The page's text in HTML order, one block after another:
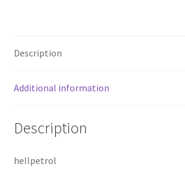
Description
Additional information
Description
hellpetrol